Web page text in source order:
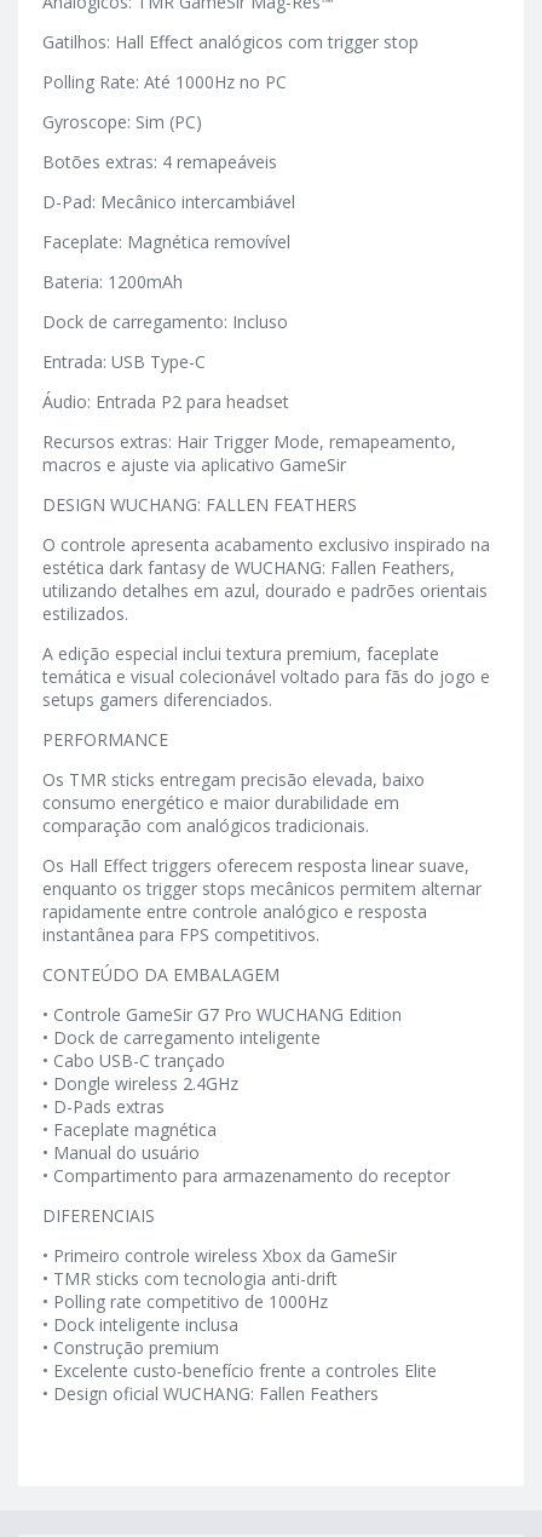
Gatilhos: Hall Effect analógicos com trigger stop
Polling Rate: Até 1000Hz no PC
Gyroscope: Sim (PC)
Botões extras: 4 remapeáveis
D-Pad: Mecânico intercambiável
Faceplate: Magnética removível
Bateria: 1200mAh
Dock de carregamento: Incluso
Entrada: USB Type-C
Áudio: Entrada P2 para headset
Recursos extras: Hair Trigger Mode, remapeamento,
macros e ajuste via aplicativo GameSir
DESIGN WUCHANG: FALLEN FEATHERS
O controle apresenta acabamento exclusivo inspirado na
estética dark fantasy de WUCHANG: Fallen Feathers,
utilizando detalhes em azul, dourado e padrões orientais
estilizados.
A edição especial inclui textura premium, faceplate
temática e visual colecionável voltado para fãs do jogo e
setups gamers diferenciados.
PERFORMANCE
Os TMR sticks entregam precisão elevada, baixo
consumo energético e maior durabilidade em
comparação com analógicos tradicionais.
Os Hall Effect triggers oferecem resposta linear suave,
enquanto os trigger stops mecânicos permitem alternar
rapidamente entre controle analógico e resposta
instantânea para FPS competitivos.
CONTEÚDO DA EMBALAGEM
• Controle GameSir G7 Pro WUCHANG Edition
• Dock de carregamento inteligente
• Cabo USB-C trançado
• Dongle wireless 2.4GHz
• D-Pads extras
• Faceplate magnética
• Manual do usuário
• Compartimento para armazenamento do receptor
DIFERENCIAIS
• Primeiro controle wireless Xbox da GameSir
• TMR sticks com tecnologia anti-drift
• Polling rate competitivo de 1000Hz
• Dock inteligente inclusa
• Construção premium
• Excelente custo-benefício frente a controles Elite
• Design oficial WUCHANG: Fallen Feathers